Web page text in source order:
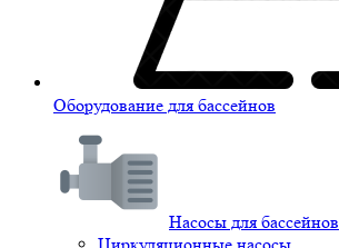
Оборудование для бассейнов
Насосы для бассейнов